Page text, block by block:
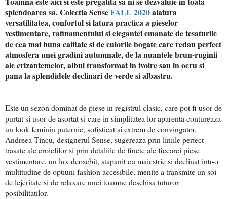
splendoarea sa. Colectia SenseFALL 2020alatura
versatilitatea, confortul si latura practica a pieselor
vestimentare, rafinamentului si elegantei emanate de tesaturile
de cea mai buna calitate si de culorile bogate care redau perfect
atmosfera unei gradini autumnale, de la nuantele brun-ruginii
ale crizantemelor, albul transformat in ivoire sau in ocru si
pana la splendidele declinari de verde si albastru.
Este un sezon dominat de piese in registrul clasic, care pot fi usor de
purtat si usor de asortat si care in simplitatea lor aparenta contureaza
un look feminin puternic, sofisticat si extrem de convingator.
Andreea Tincu, designerul Sense, sugereaza prin liniile perfect
trasate ale croielilor si prin detaliile de finete ale fiecarei piese
vestimentare, un lux deosebit, stapanit cu maiestrie si declinat intr-o
multitudine de optiuni fashion accesibile, menite a transmite un soi
de lejeritate si de relaxare unei toamne deschisa tuturor
posibilitatilor.